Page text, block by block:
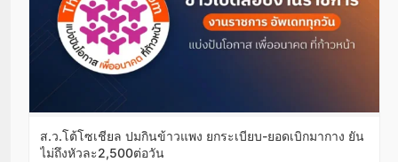
ส.ว.โต้โซเชียล ปมกินข้าวแพง ยกระเบียบ-ยอดเบิกมากาง ยัน
ไม่ถึงหัวละ2,500ต่อวัน